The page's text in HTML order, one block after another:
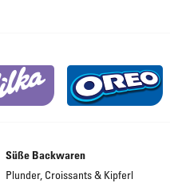
Süße Backwaren
Plunder, Croissants & Kipferl